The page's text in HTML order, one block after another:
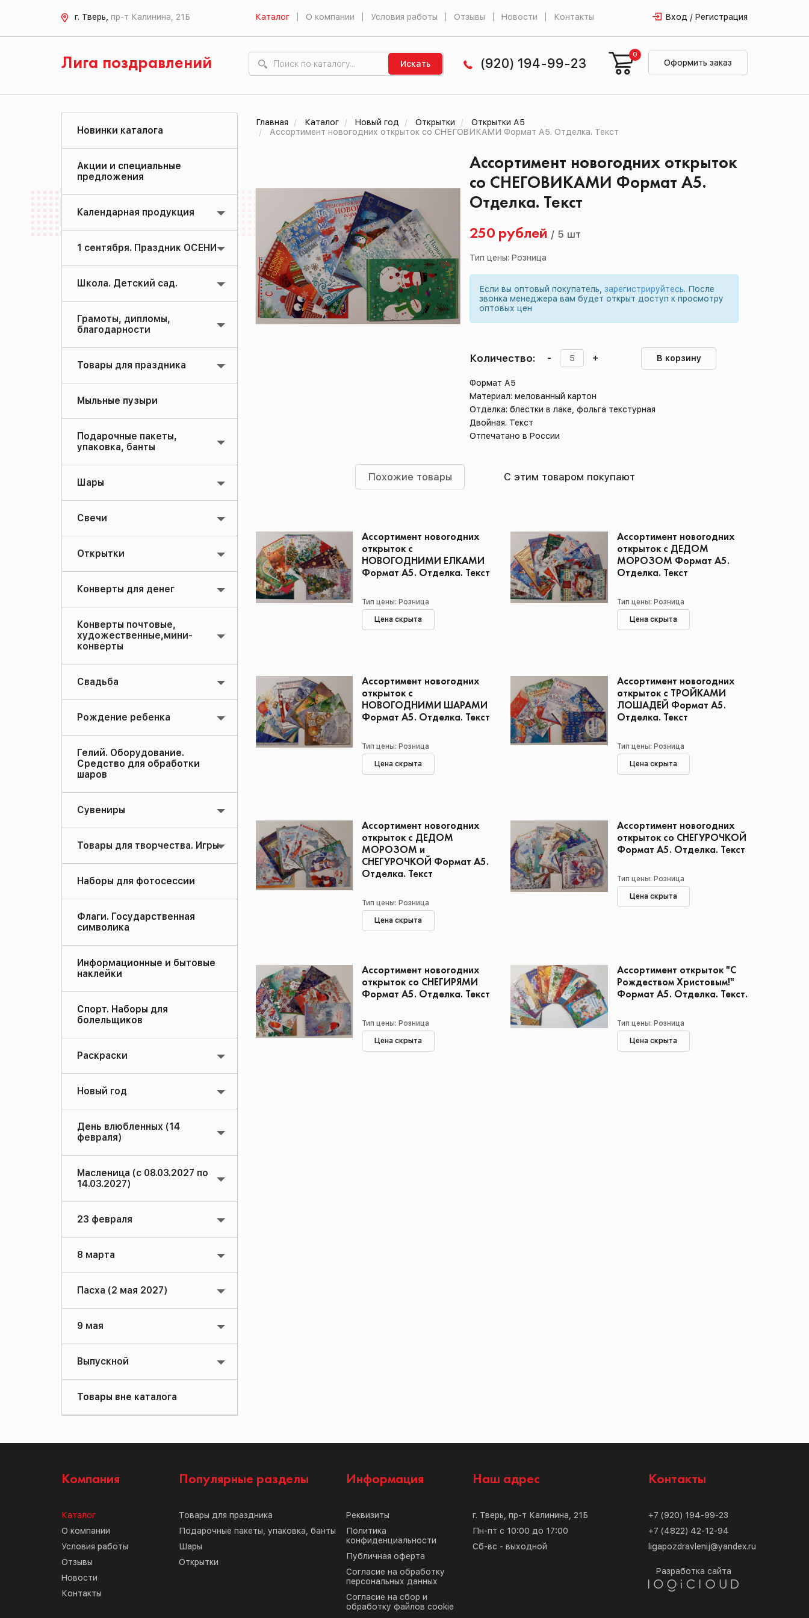
г. Тверь, пр-т Калинина, 21Б Каталог О компании Условия работы Отзывы Новости Контакты Вход / Регистрация
Лига поздравлений Искать (920) 194-99-23 Оформить заказ
0
Новинки каталога
Акции и специальные
предложения
Календарная продукция
1 сентября. Праздник ОСЕНИ
Школа. Детский сад.
Грамоты, дипломы,
благодарности
Товары для праздника
Мыльные пузыри
Подарочные пакеты,
упаковка, банты
Шары
Свечи
Открытки
Конверты для денег
Конверты почтовые,
художественные,мини-
конверты
Свадьба
Рождение ребенка
Гелий. Оборудование.
Средство для обработки
шаров
Сувениры
Товары для творчества. Игры
Наборы для фотосессии
Флаги. Государственная
символика
Информационные и бытовые
наклейки
Спорт. Наборы для
болельщиков
Раскраски
Новый год
День влюбленных (14
февраля)
Масленица (с 08.03.2027 по
14.03.2027)
23 февраля
8 марта
Пасха (2 мая 2027)
9 мая
Выпускной
Товары вне каталога
Главная Каталог Новый год Открытки
Открытки А5
Ассортимент новогодних открыток со СНЕГОВИКАМИ Формат А5. Отделка. Текст
Ассортимент новогодних открыток
со СНЕГОВИКАМИ Формат А5.
Отделка. Текст
250 рублей / 5 шт
Тип цены: Розница
Если вы оптовый покупатель,зарегистрируйтесь. После
звонка менеджера вам будет открыт доступ к просмотру
оптовых цен
Количество: - + В корзину
Формат А5
Материал: мелованный картон
Отделка: блестки в лаке, фольга текстурная
Двойная. Текст
Отпечатано в России
Похожие товары С этим товаром покупают
Ассортимент новогодних
открыток с
НОВОГОДНИМИ ЕЛКАМИ
Формат А5. Отделка. Текст
Тип цены: Розница
Цена скрыта
Ассортимент новогодних
открыток с ДЕДОМ
МОРОЗОМ Формат А5.
Отделка. Текст
Тип цены: Розница
Цена скрыта
Ассортимент новогодних
открыток с
НОВОГОДНИМИ ШАРАМИ
Формат А5. Отделка. Текст
Тип цены: Розница
Цена скрыта
Ассортимент новогодних
открыток с ТРОЙКАМИ
ЛОШАДЕЙ Формат А5.
Отделка. Текст
Тип цены: Розница
Цена скрыта
Ассортимент новогодних
открыток с ДЕДОМ
МОРОЗОМ и
СНЕГУРОЧКОЙ Формат А5.
Отделка. Текст
Тип цены: Розница
Цена скрыта
Ассортимент новогодних
открыток со СНЕГУРОЧКОЙ
Формат А5. Отделка. Текст
Тип цены: Розница
Цена скрыта
Ассортимент новогодних
открыток со СНЕГИРЯМИ
Формат А5. Отделка. Текст
Тип цены: Розница
Цена скрыта
Ассортимент открыток "С
Рождеством Христовым!"
Формат А5. Отделка. Текст.
Тип цены: Розница
Цена скрыта
Компания
Каталог
О компании
Условия работы
Отзывы
Новости
Контакты
Популярные разделы
Товары для праздника
Подарочные пакеты, упаковка, банты
Шары
Открытки
Информация
Реквизиты
Политика
конфиденциальности
Публичная оферта
Согласие на обработку
персональных данных
Согласие на сбор и
обработку файлов cookie
Наш адрес
г. Тверь, пр-т Калинина, 21Б
Пн-пт с 10:00 до 17:00
Сб-вс - выходной
Контакты
+7 (920) 194-99-23
+7 (4822) 42-12-94
ligapozdravlenij@yandex.ru
Разработка сайта